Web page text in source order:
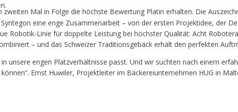
Mal in Folge die höchste Bewertung Platin erhalten. Die
eine enge Zusam­men­ar­beit – von der ers­ten Pro­jekt­idee, der
Robo­tik-Linie für dop­pel­te Leis­tung bei höchs­ter Qua­li­tät: Acht
– und das Schwei­zer Tra­di­ti­ons­ge­bäck erhält den per­fek­ten
unse­re engen Platz­ver­hält­nis­se passt. Und wir such­ten nach einem
Ernst Huwi­ler, Pro­jekt­lei­ter im Bäcke­rei­un­ter­neh­men HUG in